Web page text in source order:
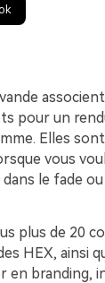
pour un
Elles sont
vous
le fade
plus de 20
HEX, ainsi
en branding,